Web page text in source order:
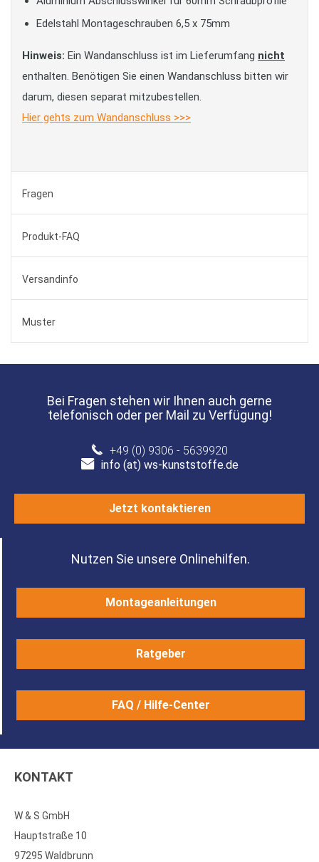
Edelstahl Montageschrauben 6,5 x 75mm
Hinweis: Ein Wandanschluss ist im Lieferumfang nicht
enthalten. Benötigen Sie einen Wandanschluss bitten wir
darum, diesen separat mitzubestellen.
Hier gehts zum Wandanschluss >>>
Fragen
Produkt-FAQ
Versandinfo
Muster
Bei Fragen stehen wir Ihnen auch gerne
telefonisch oder per Mail zu Verfügung!
+49 (0) 9306 - 5639920
info (at) ws-kunststoffe.de
Jetzt kontaktieren
Nutzen Sie unsere Onlinehilfen.
Montageanleitungen
Ratgeber
FAQ / Hilfe-Center
KONTAKT
W & S GmbH
Hauptstraße 10
97295 Waldbrunn